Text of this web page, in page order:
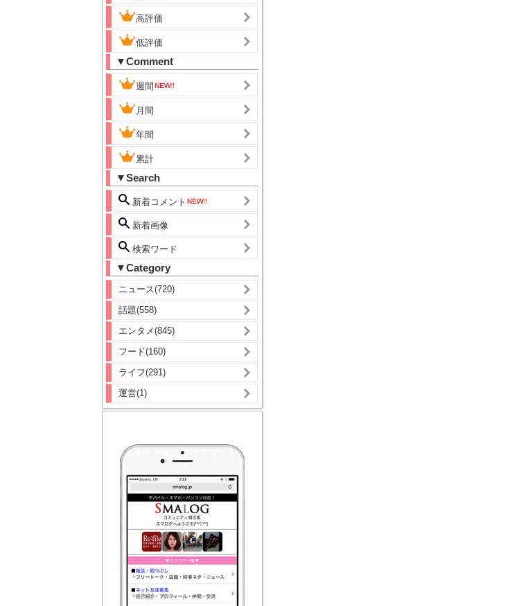
高評価
低評価
▼Comment
週間
月間
年間
累計
▼Search
新着コメント
新着画像
検索ワード
▼Category
ニュース(720)
話題(558)
エンタメ(845)
フード(160)
ライフ(291)
運営(1)